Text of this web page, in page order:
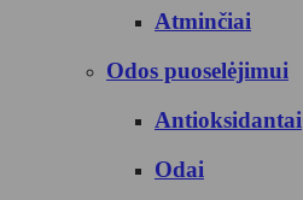
Atminčiai
Odos puoselėjimui
Antioksidantai
Odai